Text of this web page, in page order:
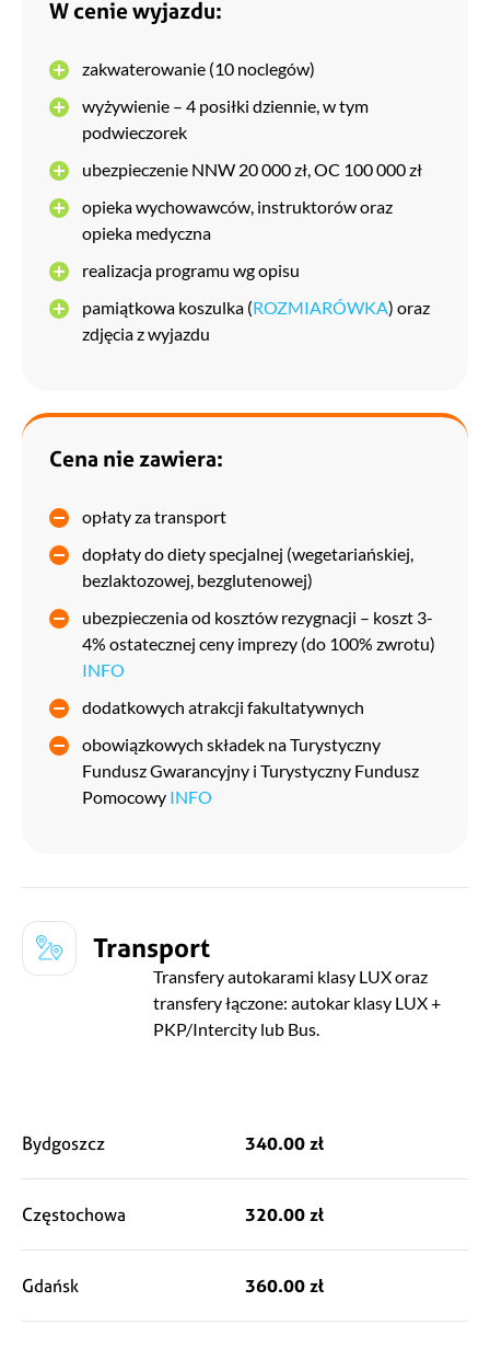
W cenie wyjazdu:
zakwaterowanie (10 noclegów)
wyżywienie – 4 posiłki dziennie, w tym
podwieczorek
ubezpieczenie NNW 20 000 zł, OC 100 000 zł
opieka wychowawców, instruktorów oraz
opieka medyczna
realizacja programu wg opisu
pamiątkowa koszulka (ROZMIARÓWKA) oraz
zdjęcia z wyjazdu
Cena nie zawiera:
opłaty za transport
dopłaty do diety specjalnej (wegetariańskiej,
bezlaktozowej, bezglutenowej)
ubezpieczenia od kosztów rezygnacji – koszt 3-
4% ostatecznej ceny imprezy (do 100% zwrotu)
INFO
dodatkowych atrakcji fakultatywnych
obowiązkowych składek na Turystyczny
Fundusz Gwarancyjny i Turystyczny Fundusz
Pomocowy INFO
Transport
Transfery autokarami klasy LUX oraz
transfery łączone: autokar klasy LUX +
PKP/Intercity lub Bus.
Bydgoszcz 340.00 zł
Częstochowa 320.00 zł
Gdańsk 360.00 zł